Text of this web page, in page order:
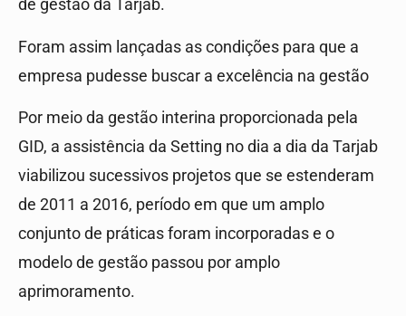
de gestão da Tarjab.
Foram assim lançadas as condições para que a
empresa pudesse buscar a excelência na gestão
Por meio da gestão interina proporcionada pela
GID, a assistência da Setting no dia a dia da Tarjab
viabilizou sucessivos projetos que se estenderam
de 2011 a 2016, período em que um amplo
conjunto de práticas foram incorporadas e o
modelo de gestão passou por amplo
aprimoramento.